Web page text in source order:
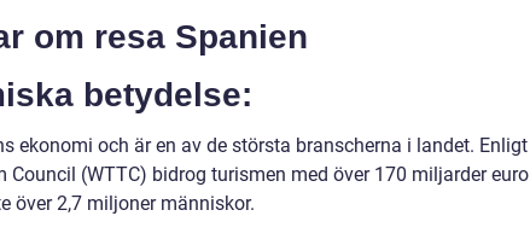
om resa Spanien
betydelse:
ekonomi och är en av de största branscherna i landet. Enligt
(WTTC) bidrog turismen med över 170 miljarder euro
över 2,7 miljoner människor.